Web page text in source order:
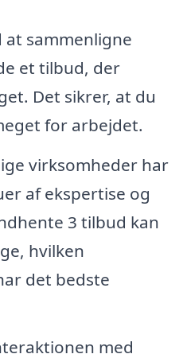
at sammenligne
et tilbud, der
Det sikrer, at du
for arbejdet.
virksomheder har
af ekspertise og
3 tilbud kan
hvilken
det bedste
med